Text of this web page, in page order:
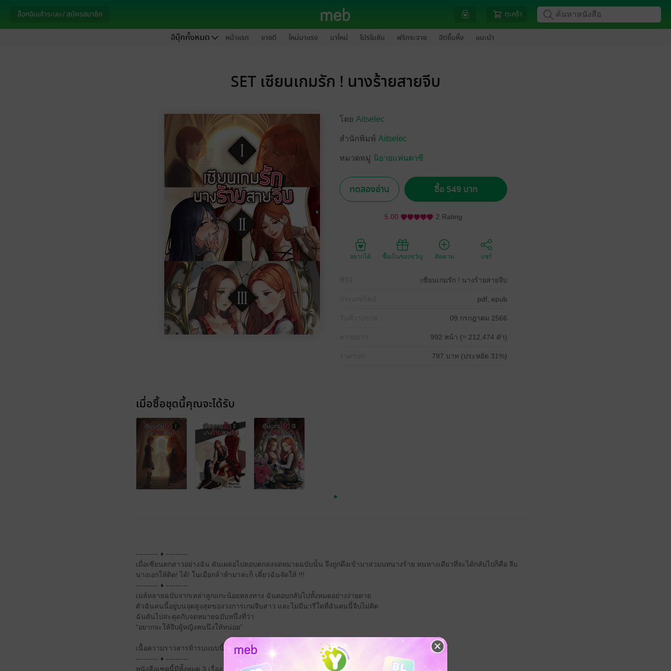
ล็อกอินเข้าระบบ / สมัครสมาชิก ตะกร้า
อีบุ๊กทั้งหมด หน้าแรก ขายดี ใหม่มาแรง มาใหม่ โปรโมชัน ฟรีกระจาย ฮิตขึ้นหิ้ง แนะนำ
SET เซียนเกมรัก ! นางร้ายสายจีบ
โดย Aitselec
สำนักพิมพ์ Aitselec
หมวดหมู่ นิยายแฟนตาซี
ทดลองอ่าน ซื้อ 549 บาท
5.00 2 Rating
อยากได้ ซื้อเป็นของขวัญ ติดตาม แชร์
เซียนเกมรัก ! นางร้ายสายจีบ
pdf, epub
09 กรกฎาคม 2566
992 หน้า (≈ 212,474 คำ)
797 บาท (ประหยัด 31%)
เมื่อซื้อชุดนี้คุณจะได้รับ
--------- ♦ ---------
เมื่อเซียนตกสาวอย่างฉัน ดันเผลอไปตอบตกลงจดหมายฉบับนั้น จึงถูกดึงเข้ามาสวมบทนางร้าย หนทางเดียวที่จะได้กลับไปก็คือ จีบ
นางเอกให้ติด! ได้! ในเมื่อกล้าท้ามาล่ะก็ เดี๋ยวฉันจัดให้ !!!
--------- ♦ ---------
เมล์หลายฉบับจากเหล่าลูกแกะน้อยหลงทาง ฉันตอบกลับไปทั้งหมดอย่างง่ายดาย
ตัวฉันคนนี้อยู่บนจุดสูงสุดของวงการเกมจีบสาว และไม่มีนารีใดที่ฉันคนนี้จีบไม่ติด
ฉันดันไปสะดุดกับจดหมายฉบับหนึ่งที่ว่า
“อยากจะให้จีบผู้หญิงคนนึงให้หน่อย”
เนื้อความราวสารท้ารบแบบนี้ ฉันไม่ปล่อยผ่านไปแน่ ได้สิ...ฉันจะจีบให้เอง
--------- ♦ ---------
หนังสือเซตนี้มีทั้งหมด 3 เรื่อง คือ